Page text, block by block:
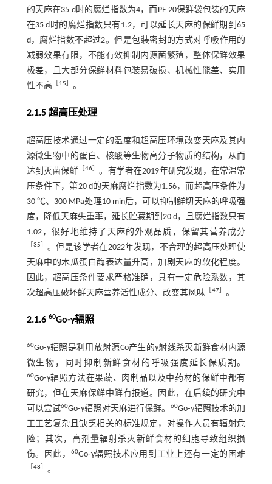
的天麻在35 d时的腐烂指数为4，而PE 20保鲜袋包装的天麻
在35 d时的腐烂指数只有1.2，可以延长天麻的保鲜期到65
d，腐烂指数不超过2。但是包装密封的方式对呼吸作用的
减弱效果有限，不能有效抑制内源菌繁殖，整体保鲜效果
极差，且大部分保鲜材料包装易破损、机械性能差、实用
性不高［ 15 。
2.1.5 超高压处理
超高压技术通过一定的温度和超高压环境改变天麻及其内
源微生物中的蛋白、核酸等生物高分子物质的结构，从而
达到灭菌保鲜［ 46
。有学者在2019年研究发现，在常温常
压条件下，第20 d的天麻腐烂指数为1.56，而超高压条件为
30 ℃、300 MPa处理10 min后，可以抑制鲜切天麻的呼吸强
度，降低天麻失重率，延长贮藏期到20 d，且腐烂指数只有
1.02，很好地维持了天麻的外观品质，保留其营养成分
35
。但是该学者在2022年发现，不合理的超高压处理使
天麻中的木瓜蛋白酶表达量升高，加剧天麻的软化程度。
因此，超高压条件要求严格准确，具有一定危险系数，其
次超高压破坏鲜天麻营养活性成分、改变其风味［ 47］ 。
2.1.6 60Go⁃γ辐照
60Go⁃γ辐照是利用放射源Co产生的γ射线杀灭新鲜食材内源
微生物，同时抑制新鲜食材的呼吸强度延长保质期。
60Go⁃γ辐照方法在果蔬、肉制品以及中药材的保鲜中都有
研究，但在天麻保鲜中鲜有报道。因此，在后续的研究中
可以尝试60Go⁃γ辐照对天麻进行保鲜。 60Go⁃γ辐照技术的加
工工艺复杂且缺乏相关的标准规定，对操作人员有辐射危
险；其次，高剂量辐射杀灭新鲜食材的细胞导致组织损
伤。因此，
60Go⁃γ辐照技术应用到工业上还有一定的困难
48 。